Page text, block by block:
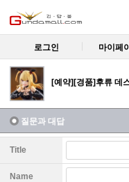
로그인 마이페
[예약][경품]후류 데
질문과 대답
Title
Name